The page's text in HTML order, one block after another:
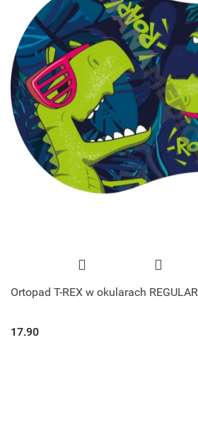
Ortopad T-REX w okularach REGULAR
17.90